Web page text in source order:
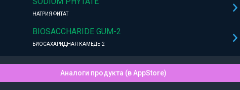
НАТРИЯ ФИТАТ
BIOSACCHARIDE GUM-2
БИОСАХАРИДНАЯ КАМЕДЬ-2
Аналоги продукта (в AppStore)